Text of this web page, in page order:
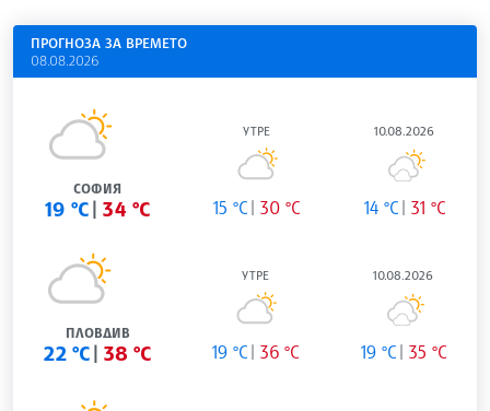
ПРОГНОЗА ЗА ВРЕМЕТО
08.08.2026
СОФИЯ
19 °C 34 °C
УТРЕ
15 °C 30 °C
10.08.2026
14 °C 31 °C
ПЛОВДИВ
22 °C 38 °C
УТРЕ
19 °C 36 °C
10.08.2026
19 °C 35 °C